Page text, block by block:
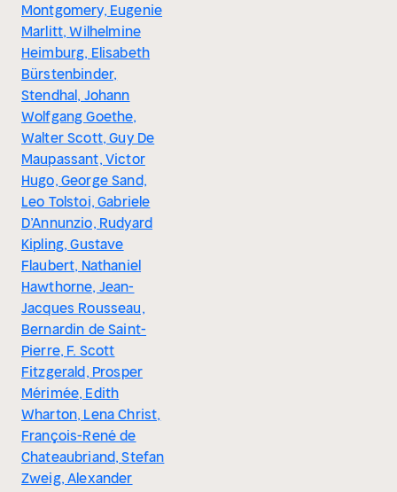
Montgomery, Eugenie
Marlitt, Wilhelmine
Heimburg, Elisabeth
Bürstenbinder,
Stendhal, Johann
Wolfgang Goethe,
Walter Scott, Guy De
Maupassant, Victor
Hugo, George Sand,
Leo Tolstoi, Gabriele
D’Annunzio, Rudyard
Kipling, Gustave
Flaubert, Nathaniel
Hawthorne, Jean-
Jacques Rousseau,
Bernardin de Saint-
Pierre, F. Scott
Fitzgerald, Prosper
Mérimée, Edith
Wharton, Lena Christ,
François-René de
Chateaubriand, Stefan
Zweig, Alexander